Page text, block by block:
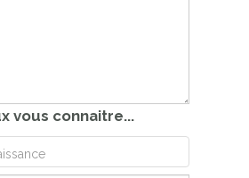
vous connaitre...